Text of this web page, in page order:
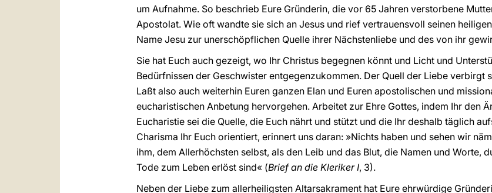
um Aufnahme. So beschrieb Eure Gründerin, die vor 65 Jahren verstorbene
Apostolat. Wie oft wandte sie sich an Jesus und rief vertrauensvoll seinen
Name Jesu zur unerschöpflichen Quelle ihrer Nächstenliebe und des von ihr
Sie hat Euch auch gezeigt, wo Ihr Christus begegnen könnt und Licht und
Bedürfnissen der Geschwister entgegenzukommen. Der Quell der Liebe verbirgt
Laßt also auch weiterhin Euren ganzen Elan und Euren apostolischen und
eucharistischen Anbetung hervorgehen. Arbeitet zur Ehre Gottes, indem Ihr den
Eucharistie sei die Quelle, die Euch nährt und stützt und die Ihr deshalb täglich
Charisma Ihr Euch orientiert, erinnert uns daran: »Nichts haben und sehen wir
ihm, dem Allerhöchsten selbst, als den Leib und das Blut, die Namen und Worte,
Tode zum Leben erlöst sind« (Brief an die Kleriker I, 3).
Neben der Liebe zum allerheiligsten Altarsakrament hat Eure ehrwürdige